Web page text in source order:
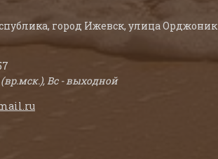
город Ижевск, улица
Вс - выходной